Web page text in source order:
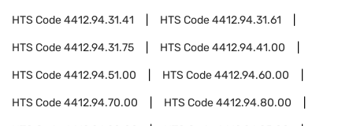
HTS Code4412.94.31.41 HTS Code4412.94.31.61
HTS Code4412.94.31.75 HTS Code4412.94.41.00
HTS Code4412.94.51.00 HTS Code4412.94.60.00
HTS Code4412.94.70.00 HTS Code4412.94.80.00